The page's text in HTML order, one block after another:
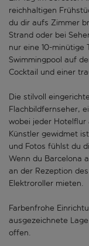
reichhaltigen
du dir aufs Zimmer
Strand oder bei
nur eine 10-
Swimmingpool auf
Cocktail und einer
Die stilvoll
Flachbildfernseher,
wobei jeder Hotelflur
Künstler gewidmet
und Fotos fühlst du
Wenn du Barcelona
an der Rezeption
Elektroroller mieten.
Farbenfrohe
ausgezeichnete
offen.